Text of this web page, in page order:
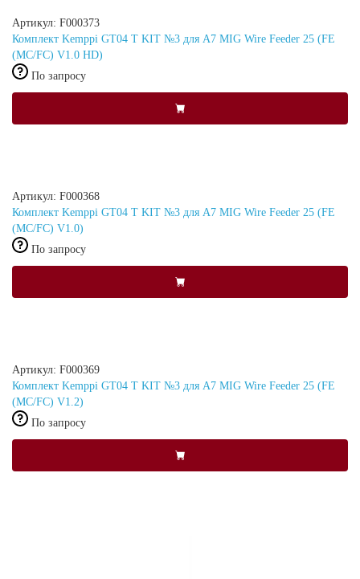
Артикул: F000373
Комплект Kemppi GT04 T KIT №3 для A7 MIG Wire Feeder 25 (FE
(MC/FC) V1.0 HD)
По запросу
Артикул: F000368
Комплект Kemppi GT04 T KIT №3 для A7 MIG Wire Feeder 25 (FE
(MC/FC) V1.0)
По запросу
Артикул: F000369
Комплект Kemppi GT04 T KIT №3 для A7 MIG Wire Feeder 25 (FE
(MC/FC) V1.2)
По запросу